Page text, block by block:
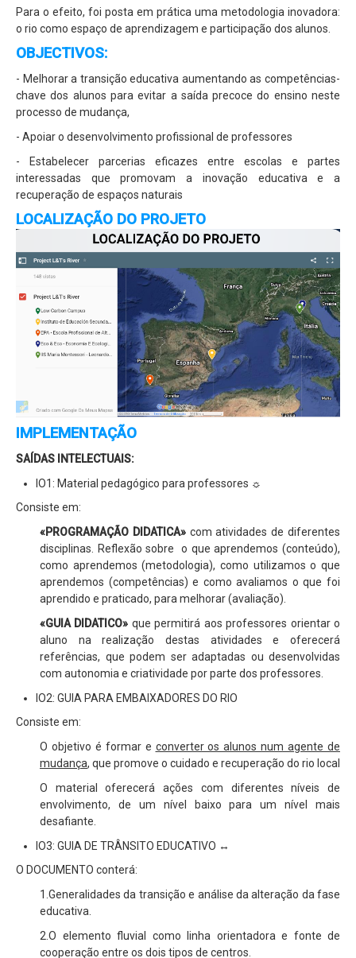
VetinSET
Viral
Projecto Sparrows
Plano Nacional das Artes
Parlamento dos Jovens
Junior Achievement
Escola Embaixadora do PE
Política de Qualidade
Documento Base
Plano de Atividades
Plano de Ação
Relatório de Operador
Relatório de Auto-Avaliação
Relatórios do Inquérito sobre plano de E@D
Alunos
Notas e Faltas
Actividades
Notícias
Para o efeito, foi posta em prática uma metodologia inovadora:
o rio como espaço de aprendizagem e participação dos alunos.
OBJECTIVOS:
- Melhorar a transição educativa aumentando as competências-
chave dos alunos para evitar a saída precoce do ensino neste
processo de mudança,
- Apoiar o desenvolvimento profissional de professores
- Estabelecer parcerias eficazes entre escolas e partes
interessadas que promovam a inovação educativa e a
recuperação de espaços naturais
LOCALIZAÇÃO DO PROJETO
IMPLEMENTAÇÃO
SAÍDAS INTELECTUAIS:
IO1: Material pedagógico para professores ☼
Consiste em:
«PROGRAMAÇÃO DIDATICA»com atividades de diferentes
disciplinas. Reflexão sobre o que aprendemos (conteúdo),
como aprendemos (metodologia), como utilizamos o que
aprendemos (competências) e como avaliamos o que foi
aprendido e praticado, para melhorar (avaliação).
«GUIA DIDATICO» que permitirá aos professores orientar o
aluno na realização destas atividades e oferecerá
referências, que podem ser adaptadas ou desenvolvidas
com autonomia e criatividade por parte dos professores.
IO2: GUIA PARA EMBAIXADORES DO RIO
Consiste em:
O objetivo é formar e converter os alunos num agente de
mudança, que promove o cuidado e recuperação do rio local
O material oferecerá ações com diferentes níveis de
envolvimento, de um nível baixo para um nível mais
desafiante.
IO3: GUIA DE TRÂNSITO EDUCATIVO ↔
O DOCUMENTO conterá:
1.Generalidades da transição e análise da alteração da fase
educativa.
2.O elemento fluvial como linha orientadora e fonte de
cooperação entre os dois tipos de centros.